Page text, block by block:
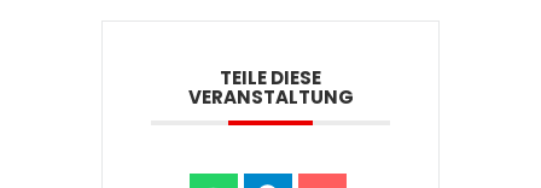
TEILE DIESE
VERANSTALTUNG